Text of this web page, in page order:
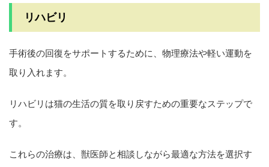
リハビリ
手術後の回復をサポートするために、物理療法や軽い運動を
取り入れます。
リハビリは猫の生活の質を取り戻すための重要なステップで
す。
これらの治療は、獣医師と相談しながら最適な方法を選択す